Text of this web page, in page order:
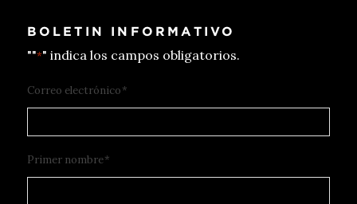
BOLETIN INFORMATIVO
""*" indica los campos obligatorios.
Correo electrónico*
Primer nombre*